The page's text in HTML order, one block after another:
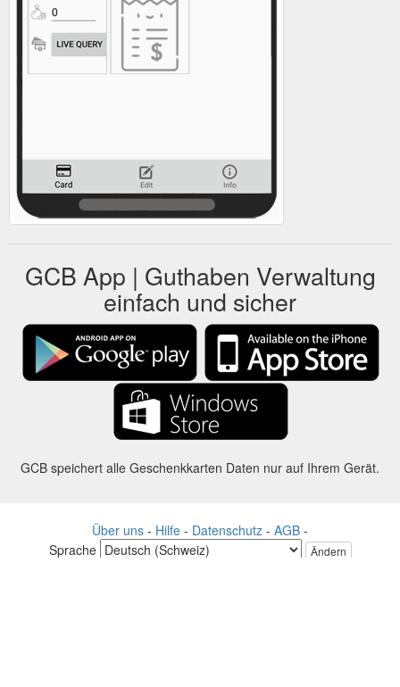
GCB App | Guthaben Verwaltung
einfach und sicher
GCB speichert alle Geschenkkarten Daten nur auf Ihrem Gerät.
Über uns - Hilfe - Datenschutz - AGB -
Sprache
Ändern